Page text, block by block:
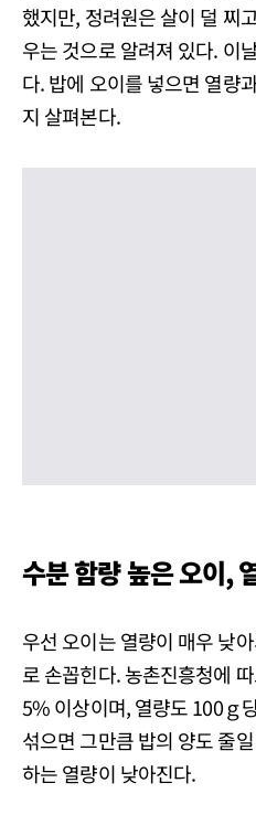
했지만, 정려원은 살이 덜 찌
우는 것으로 알려져 있다. 이
다. 밥에 오이를 넣으면 열량
지 살펴본다.
수분 함량 높은 오이,
우선 오이는 열량이 매우 낮
로 손꼽힌다. 농촌진흥청에
5% 이상이며, 열량도 100ｇ
섞으면 그만큼 밥의 양도 줄
하는 열량이 낮아진다.